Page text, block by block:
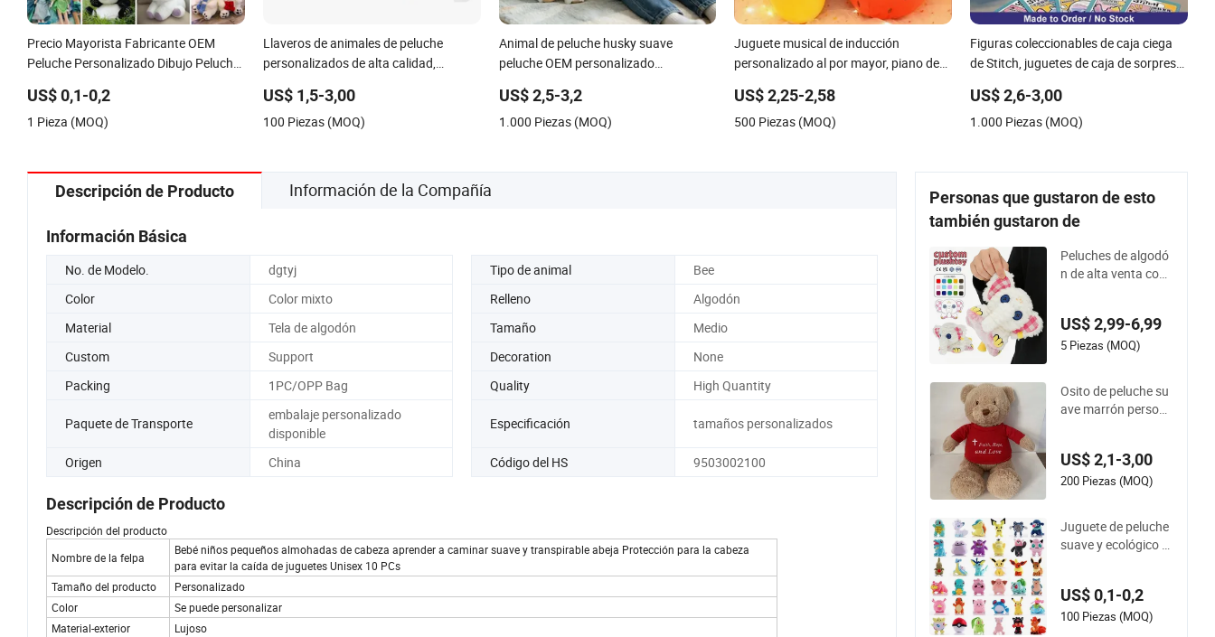
Precio Mayorista Fabricante OEM
Peluche Personalizado Dibujo Peluche
CE/En71/ASTM/Cpsia/CPC/Ukca
Suave Juguete de Peluche
US$ 0,1-0,2
1 Pieza (MOQ)
Llaveros de animales de peluche
personalizados de alta calidad,
US$ 1,5-3,00
100 Piezas (MOQ)
Animal de peluche husky suave
peluche OEM personalizado
US$ 2,5-3,2
1.000 Piezas (MOQ)
Juguete musical de inducción
personalizado al por mayor, piano de
sensorial, plátano, zanahoria, fresa,
juguete de peluche para regalo de
US$ 2,25-2,58
500 Piezas (MOQ)
Figuras coleccionables de caja ciega
de Stitch, juguetes de caja de sorpresa
coleccionables de caja ciega de anime
kawaii, juguetes de regalo al por mayor
US$ 2,6-3,00
1.000 Piezas (MOQ)
Descripción de Producto Información de la Compañía
Información Básica
No. de Modelo. dgtyj Tipo de animal
Bee
Color
Color mixto Relleno
Algodón
Material
Tela de algodón Tamaño
Medio
Custom
Support Decoration
None
Packing
1PC/OPP Bag Quality High Quantity
Paquete de Transporte
embalaje personalizado
disponible
Especificación tamaños personalizados
Origen China Código del HS 9503002100
Descripción de Producto
Descripción del producto
Nombre de la felpa
Bebé niños pequeños almohadas de cabeza aprender a caminar suave y transpirable abeja Protección para la cabeza
para evitar la caída de juguetes Unisex 10 PCs
Tamaño del producto
Personalizado
Color
Se puede personalizar
Material-exterior
Lujoso
Personas que gustaron de esto
también gustaron de
Peluches de algodó
n de alta venta con r
ado, juguete de pelu
che para niños, rega
US$ 2,99-6,99
5 Piezas (MOQ)
Osito de peluche su
ave marrón persona
te para bebés
US$ 2,1-3,00
200 Piezas (MOQ)
Juguete de peluche
suave y ecológico p
nica de lavado, jugu
ete de peluche pers
US$ 0,1-0,2
100 Piezas (MOQ)